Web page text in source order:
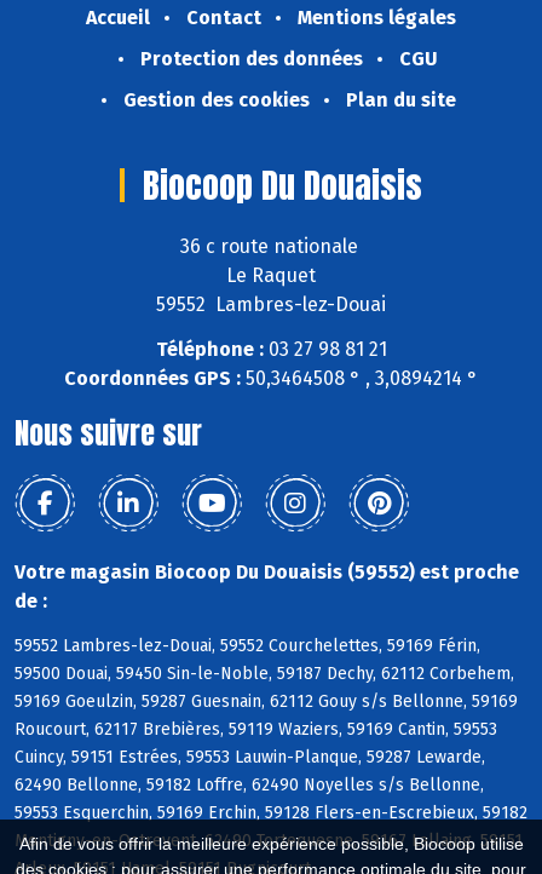
Afin de vous offrir la meilleure expérience possible, Biocoop utilise
des cookies : pour assurer une performance optimale du site, pour
Accueil Contact
Mentions légales
Protection des données
CGU
Gestion des cookies
Plan du site
Biocoop Du Douaisis
36 c route nationale
Le Raquet
59552 Lambres-lez-Douai
Téléphone :03 27 98 81 21
Coordonnées GPS : 50,3464508 ° , 3,0894214 °
Nous suivre sur
Votre magasin Biocoop Du Douaisis (59552) est proche
de :
59552 Lambres-lez-Douai, 59552 Courchelettes, 59169 Férin,
59500 Douai, 59450 Sin-le-Noble, 59187 Dechy, 62112 Corbehem,
59169 Goeulzin, 59287 Guesnain, 62112 Gouy s/s Bellonne, 59169
Roucourt, 62117 Brebières, 59119 Waziers, 59169 Cantin, 59553
Cuincy, 59151 Estrées, 59553 Lauwin-Planque, 59287 Lewarde,
62490 Bellonne, 59182 Loffre, 62490 Noyelles s/s Bellonne,
59553 Esquerchin, 59169 Erchin, 59128 Flers-en-Escrebieux, 59182
Montigny-en-Ostrevent, 62490 Tortequesne, 59167 Lallaing, 59151
Arleux, 59151 Hamel, 59151 Bugnicourt